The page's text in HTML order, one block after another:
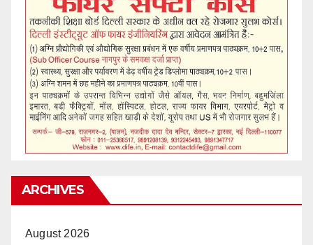
ARCHIVES
August 2026